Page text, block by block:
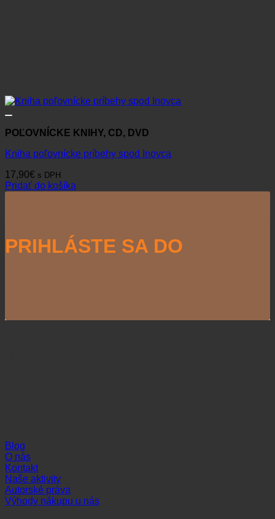
POĽOVNÍCKE KNIHY, CD, DVD
Kniha poľovnícke príbehy spod Inovca
17,90€ s DPH
Pridať do košíka
PRIHLÁSTE SA DO
Blog
O nás
Kontakt
Naše aktivity
Autorské práva
Výhody nákupu u nás